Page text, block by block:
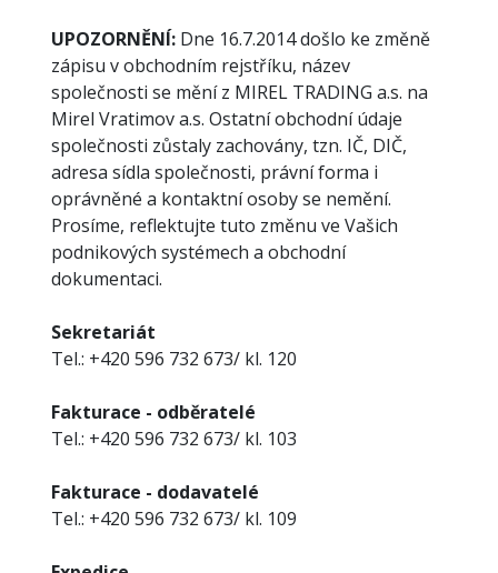
UPOZORNĚNÍ: Dne 16.7.2014 došlo ke změně
zápisu v obchodním rejstříku, název
společnosti se mění z MIREL TRADING a.s. na
Mirel Vratimov a.s. Ostatní obchodní údaje
společnosti zůstaly zachovány, tzn. IČ, DIČ,
adresa sídla společnosti, právní forma i
oprávněné a kontaktní osoby se nemění.
Prosíme, reflektujte tuto změnu ve Vašich
podnikových systémech a obchodní
dokumentaci.
Sekretariát
Tel.: +420 596 732 673/ kl. 120
Fakturace - odběratelé
Tel.: +420 596 732 673/ kl. 103
Fakturace - dodavatelé
Tel.: +420 596 732 673/ kl. 109